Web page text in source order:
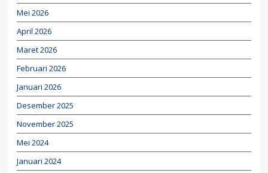
Mei 2026
April 2026
Maret 2026
Februari 2026
Januari 2026
Desember 2025
November 2025
Mei 2024
Januari 2024